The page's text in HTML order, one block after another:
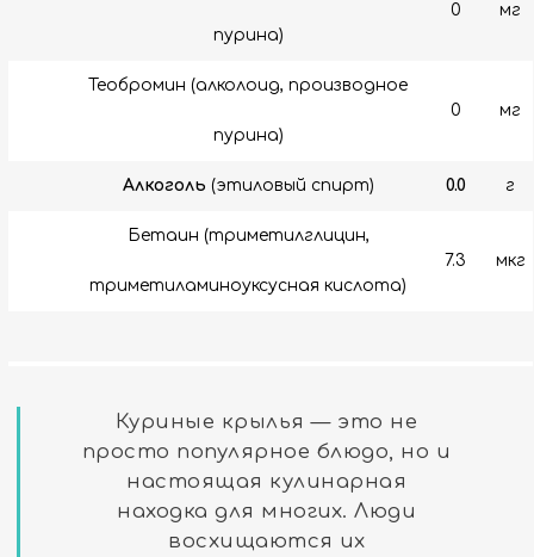
пурина)
0 мг
Теобромин (алколоид, производное
пурина)
0 мг
Алкоголь (этиловый спирт) 0.0 г
Бетаин (триметилглицин,
триметиламиноуксусная кислота)
7.3 мкг
Куриные крылья — это не
просто популярное блюдо, но и
настоящая кулинарная
находка для многих. Люди
восхищаются их